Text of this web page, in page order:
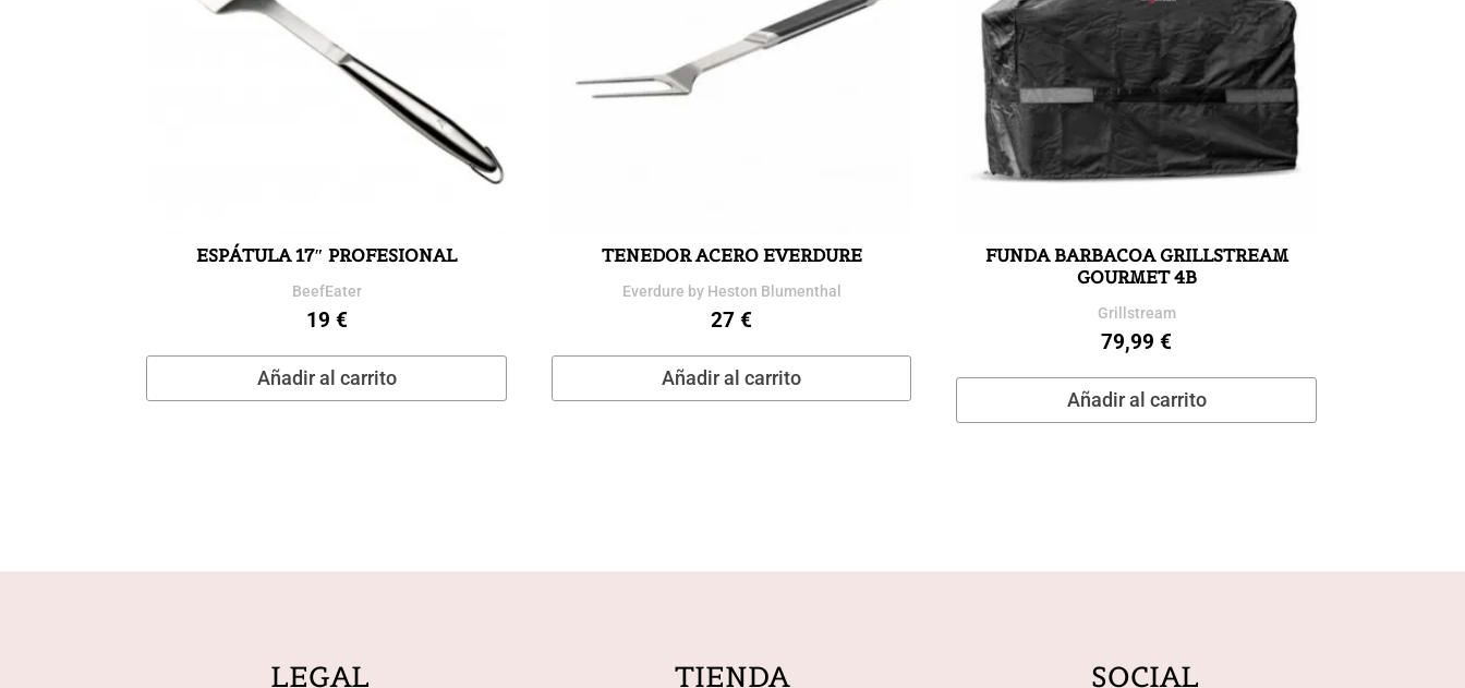
ESPÁTULA 17″ PROFESIONAL
BeefEater
19 €
Añadir al carrito
TENEDOR ACERO EVERDURE
Everdure by Heston Blumenthal
27€
Añadir al carrito
FUNDA BARBACOA GRILLSTREAM
GOURMET 4B
Grillstream
79,99€
Añadir al carrito
LEGAL TIENDA SOCIAL